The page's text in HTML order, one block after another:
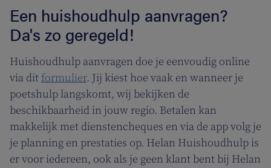
Een huishoudhulp aanvragen?
Da's zo geregeld!
Huishoudhulp aanvragen doe je eenvoudig online
via dit formulier. Jij kiest hoe vaak en wanneer je
poetshulp langskomt, wij bekijken de
beschikbaarheid in jouw regio. Betalen kan
makkelijk met dienstencheques en via de app volg je
je planning en prestaties op. Helan Huishoudhulp is
er voor iedereen, ook als je geen klant bent bij Helan